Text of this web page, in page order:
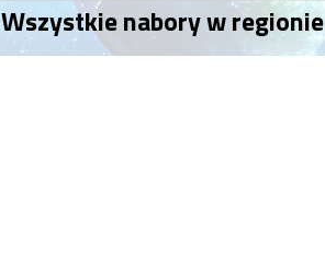
Wszystkie nabory w regionie